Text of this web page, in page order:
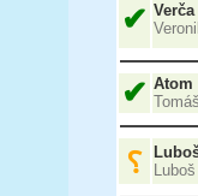
✔ Verča
✔ Atom
⸮